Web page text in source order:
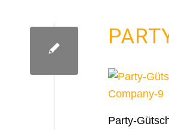
Party-